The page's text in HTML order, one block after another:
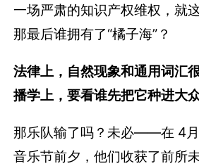
一场严肃的知识产权维权，就
那最后谁拥有了“橘子海”？
法律上，自然现象和通用词汇
播学上，要看谁先把它种进大众
那乐队输了吗？未必——在 4
音乐节前夕，他们收获了前所